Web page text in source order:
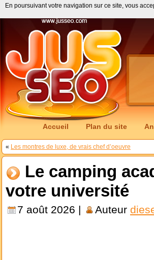
Accueil Plan du site
« Les montres de luxe, de vrais chef d’oeuvre
Le camping
votre université
7 août 2026 | Auteur
En poursuivant votre navigation sur ce site, vous